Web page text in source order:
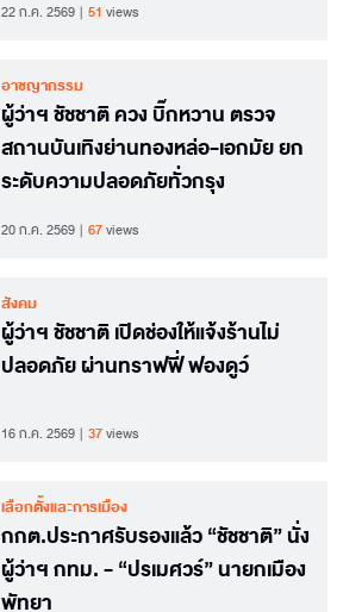
22 ก.ค. 2569 51 views
อาชญากรรม
ผู้ว่าฯ ชัชชาติ ควง บิ๊กหวาน ตรวจ
สถานบันเทิงย่านทองหล่อ-เอกมัย ยก
ระดับความปลอดภัยทั่วกรุง
20 ก.ค. 2569 67views
สังคม
ผู้ว่าฯ ชัชชาติ เปิดช่องให้แจ้งร้านไม่
ปลอดภัย ผ่านทราฟฟี่ ฟองดูว์
16 ก.ค. 2569 37views
เลือกตั้งและการเมือง
กกต.ประกาศรับรองแล้ว “ชัชชาติ” นั่ง
ผู้ว่าฯ กทม. - “ปรเมศวร์” นายกเมือง
พัทยา